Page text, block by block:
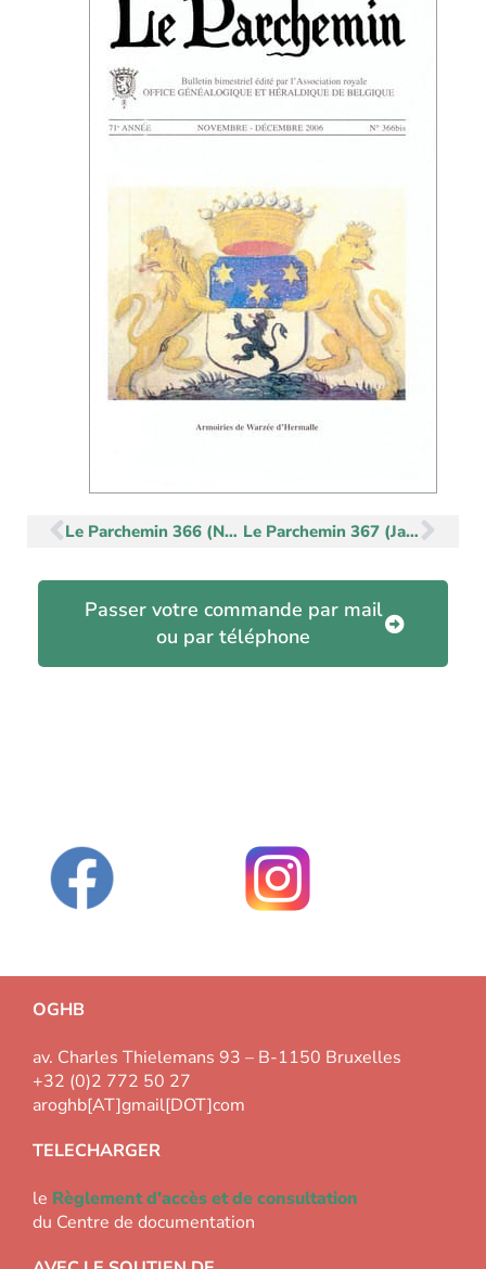
Précédent Le Parchemin 366 (Novembre-Décembre 2006) Le Parchemin 367 (Janvier-Février 2007)
Passer votre commande par mail
ou par téléphone
OGHB
av. Charles Thielemans 93 – B-1150 Bruxelles
+32 (0)2 772 50 27
aroghb[AT]gmail[DOT]com
TELECHARGER
le Règlement d'accès et de consultation
du Centre de documentation